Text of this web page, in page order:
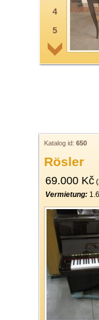
4
5
6
7
11
12
13
14
15
16
17
18
Katalog id: 650
Rösler
69.000 Kč
Vermietung: